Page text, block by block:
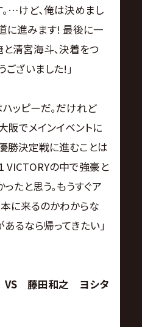
｡…けど､俺は決めまし
に進みます! 最後に一
清宮海斗､決着をつ
ございました!｣
ハッピーだ｡だけれど
阪でメインイベントに
勝決定戦に進むことは
VICTORYの中で強豪と
たと思う｡もうすぐア
に来るのかわからな
るなら帰ってきたい｣
VS 藤田和之 ヨシタ